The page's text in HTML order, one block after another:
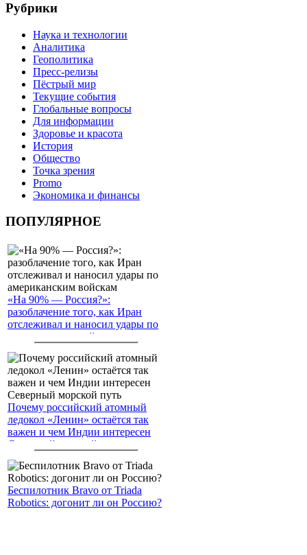
Рубрики
Наука и технологии
Аналитика
Геополитика
Пресс-релизы
Пёстрый мир
Текущие события
Глобальные вопросы
Для информации
Здоровье и красота
История
Общество
Точка зрения
Promo
Экономика и финансы
ПОПУЛЯРНОЕ
«На 90% — Россия?»:
разоблачение того, как Иран
отслеживал и наносил удары по
американским войскам
Почему российский атомный
ледокол «Ленин» остаётся так
важен и чем Индии интересен
Северный морской путь
Беспилотник Bravo от Triada
Robotics: догонит ли он Россию?